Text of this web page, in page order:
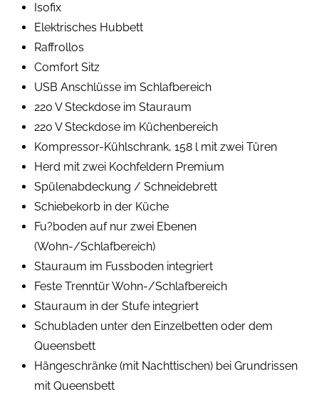
Isofix
Elektrisches Hubbett
Raffrollos
Comfort Sitz
USB Anschlüsse im Schlafbereich
220 V Steckdose im Stauraum
220 V Steckdose im Küchenbereich
Kompressor-Kühlschrank, 158 l mit zwei Türen
Herd mit zwei Kochfeldern Premium
Spülenabdeckung / Schneidebrett
Schiebekorb in der Küche
Fu?boden auf nur zwei Ebenen
(Wohn-/Schlafbereich)
Stauraum im Fussboden integriert
Feste Trenntür Wohn-/Schlafbereich
Stauraum in der Stufe integriert
Schubladen unter den Einzelbetten oder dem
Queensbett
Hängeschränke (mit Nachttischen) bei Grundrissen
mit Queensbett